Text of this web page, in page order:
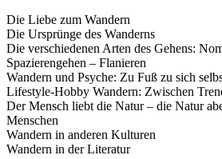
Die Liebe zum Wandern
Die Ursprünge des Wanderns
Die verschiedenen Arten des Gehens:
Spazierengehen – Flanieren
Wandern und Psyche: Zu Fuß zu sich
Lifestyle-Hobby Wandern: Zwischen
Der Mensch liebt die Natur – die Natur
Menschen
Wandern in anderen Kulturen
Wandern in der Literatur